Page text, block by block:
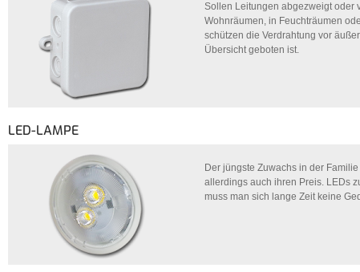
Sollen Leitungen abgezweigt oder
Wohnräumen, in Feuchträumen
schützen die Verdrahtung vor
Übersicht geboten ist.
LED-LAMPE
Der jüngste Zuwachs in der
allerdings auch ihren Preis. LEDs
muss man sich lange Zeit keine